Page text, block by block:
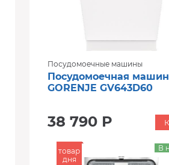
Посудомоечные машины
Посудомоечная
GORENJE GV643D60
38 790 Р
товар
дня
В